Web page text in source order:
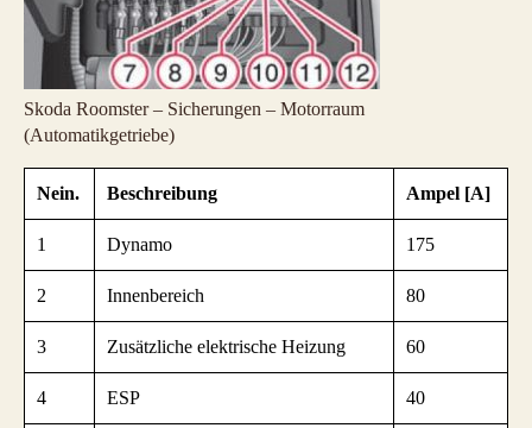
Skoda Roomster – Sicherungen – Motorraum
(Automatikgetriebe)
Nein. Beschreibung Ampel [A]
1 Dynamo 175
2 Innenbereich 80
3 Zusätzliche elektrische Heizung 60
4 ESP 40